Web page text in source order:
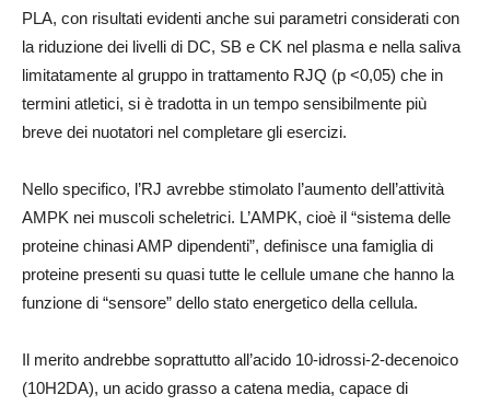
PLA, con risultati evidenti anche sui parametri considerati con
la riduzione dei livelli di DC, SB e CK nel plasma e nella saliva
limitatamente al gruppo in trattamento RJQ (p <0,05) che in
termini atletici, si è tradotta in un tempo sensibilmente più
breve dei nuotatori nel completare gli esercizi.
Nello specifico, l’RJ avrebbe stimolato l’aumento dell’attività
AMPK nei muscoli scheletrici. L’AMPK, cioè il “sistema delle
proteine chinasi AMP dipendenti”, definisce una famiglia di
proteine presenti su quasi tutte le cellule umane che hanno la
funzione di “sensore” dello stato energetico della cellula.
Il merito andrebbe soprattutto all’acido 10-idrossi-2-decenoico
(10H2DA), un acido grasso a catena media, capace di